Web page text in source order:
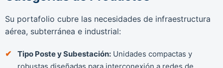
Su portafolio cubre las necesidades de infraestructura
aérea, subterránea e industrial:
Tipo Poste y Subestación: Unidades compactas y